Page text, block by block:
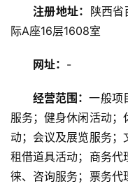
旅
旅
游
攻
略
注册地址：
陕西
际A座16层1608室
网址： -
经营范围：一般项
服务；健身休闲活动
动；会议及展览服务；
租借道具活动；商务代
徕、咨询服务；票务代